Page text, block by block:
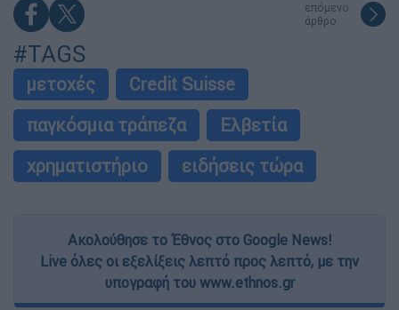
επόμενο
άρθρο
#TAGS
μετοχές
Credit Suisse
παγκόσμια τράπεζα
Ελβετία
χρηματιστήριο
ειδήσεις τώρα
Ακολούθησε το Έθνος στο Google News!
Live όλες οι εξελίξεις λεπτό προς λεπτό, με την
υπογραφή του www.ethnos.gr